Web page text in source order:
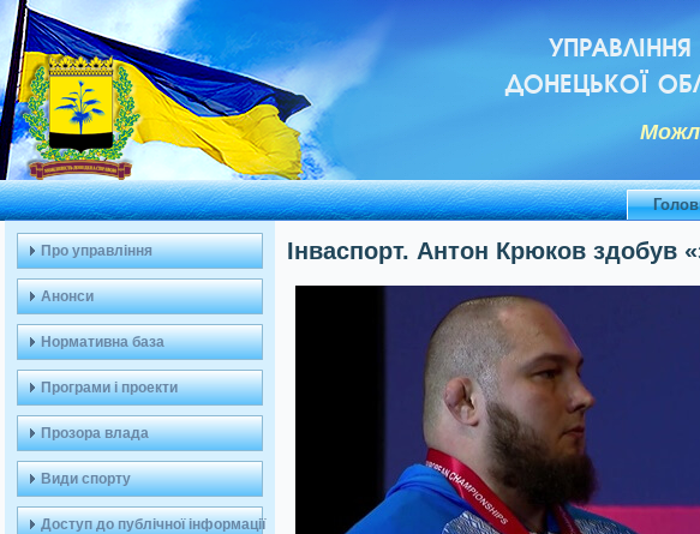
ДОНЕЦЬКОЇ
Про управління
Анонси
Нормативна база
Програми і проекти
Прозора влада
Види спорту
Доступ до публічної інформації
Інваспорт. Антон Крюков здобув